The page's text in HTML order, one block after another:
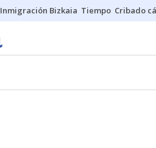
Inmigración Bizkaia Tiempo Cribado